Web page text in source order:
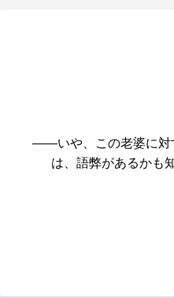
――いや、この老婆に対
は、語弊があるかも